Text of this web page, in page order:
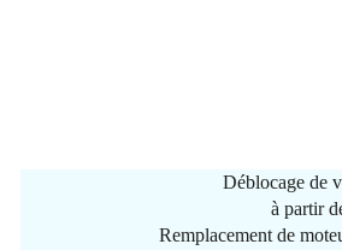
Déblocage de
à partir
Remplacement de